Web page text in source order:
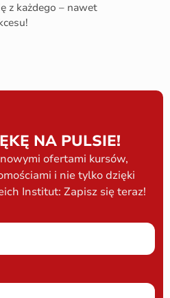
z każdego – nawet
NA PULSIE!
ofertami kursów,
i nie tylko dzięki
Institut: Zapisz się teraz!